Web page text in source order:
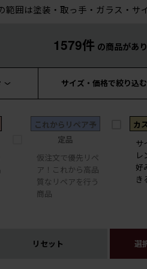
範囲は塗装・取っ手・ガラス・サ
1579件 の商品があ
サイズ・価格で絞り込む
これからリペア予
定品
仮注文で優先リペ
ア！これから高品
質なリペアを行う
商品
カ
サ
レ
好
き
リセット 選